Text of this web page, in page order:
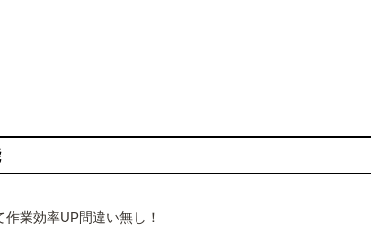
業効率UP間違い無し！